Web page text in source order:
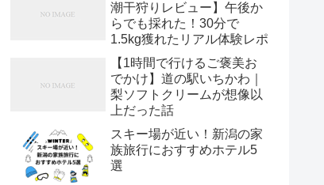
潮干狩りレビュー】午後か
らでも採れた！30分で
1.5kg獲れたリアル体験レポ
【1時間で行けるご褒美お
でかけ】道の駅いちかわ｜
梨ソフトクリームが想像以
上だった話
スキー場が近い！新潟の家
族旅行におすすめホテル5
選